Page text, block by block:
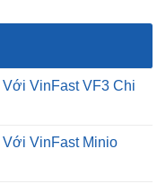
VinFast VF3 Chi
VinFast Minio